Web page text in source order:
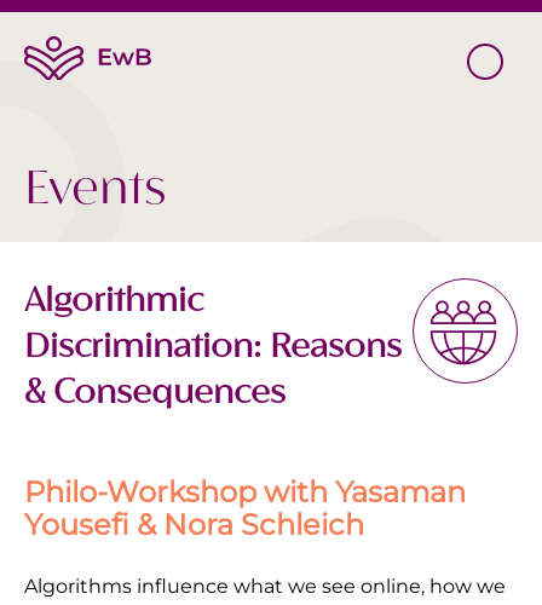
Events
Algorithmic
Discrimination: Reasons
& Consequences
Philo-Workshop with Yasaman
Yousefi & Nora Schleich
Algorithms influence what we see online, how we